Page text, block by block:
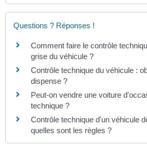
Questions ? Réponses !
Comment faire le contrôle
grise du véhicule ?
Contrôle technique du véhicule :
dispense ?
Peut-on vendre une voiture
technique ?
Contrôle technique d'un véhicule
quelles sont les règles ?